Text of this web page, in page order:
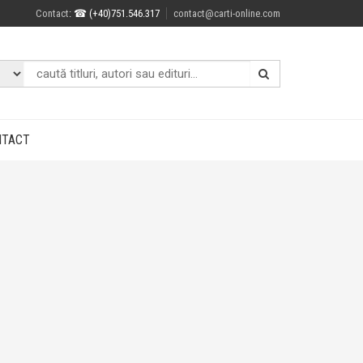
Contact: ☎ (+40)751.546.317 contact@carti-online.com